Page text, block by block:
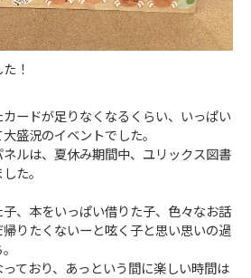
！
ードが足りなくなるくらい、いっぱい
盛況のイベントでした。
ルは、夏休み期間中、ユリックス図書
た。
、本をいっぱい借りた子、色々なお話
りたくないーと呟く子と思い思いの過
ており、あっという間に楽しい時間は